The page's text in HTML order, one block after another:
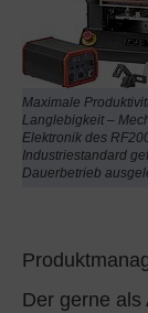
Maximale
Langlebigkeit –
Elektronik des
Industriestandard
Dauerbetrieb
Der gerne